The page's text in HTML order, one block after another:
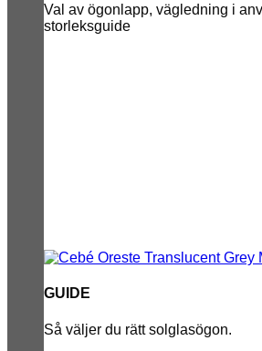
Val av ögonlapp, vägledning i
storleksguide
GUIDE
Så väljer du rätt solglasögon.